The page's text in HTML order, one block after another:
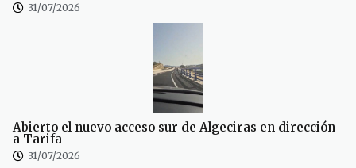
31/07/2026
Abierto el nuevo acceso sur de Algeciras en dirección
a Tarifa
31/07/2026